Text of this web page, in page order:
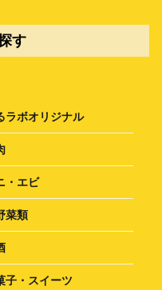
す
ラボオリジナル
・エビ
菜類
子・スイーツ